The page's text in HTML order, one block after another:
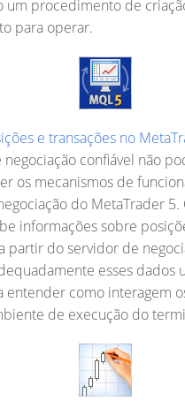
um procedimento de
para operar.
e transações no
confiável não
os mecanismos de
do MetaTrader
informações sobre
partir do servidor de
esses dados
entender como interagem
de execução do